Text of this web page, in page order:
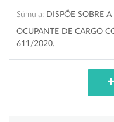
Súmula: DISPÕE SOBRE
OCUPANTE DE CARGO
611/2020.